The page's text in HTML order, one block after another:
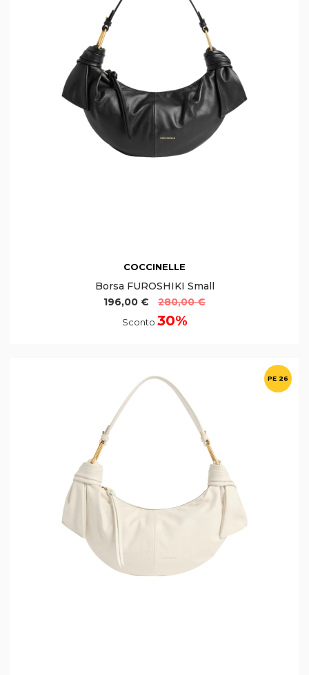
COCCINELLE
Borsa FUROSHIKI Small
196,00 €
280,00 €
Sconto 30%
PE 26